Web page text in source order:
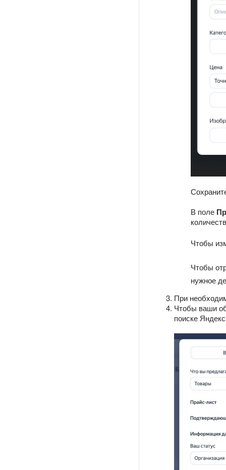
В поле
Чтобы
Чтобы
нужное
При
Чтобы ваши
поиске